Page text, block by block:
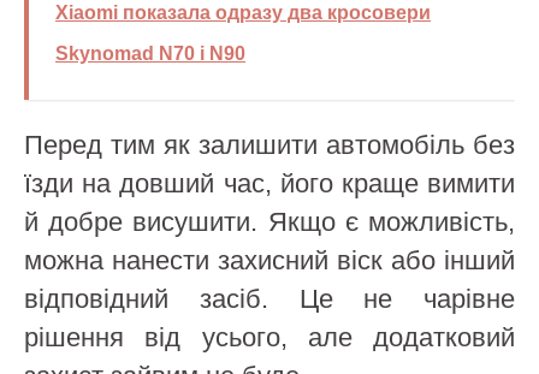
Xiaomi показала одразу два кросовери
Skynomad N70 і N90
Перед тим як залишити автомобіль без
їзди на довший час, його краще вимити
й добре висушити. Якщо є можливість,
можна нанести захисний віск або інший
відповідний засіб. Це не чарівне
рішення від усього, але додатковий